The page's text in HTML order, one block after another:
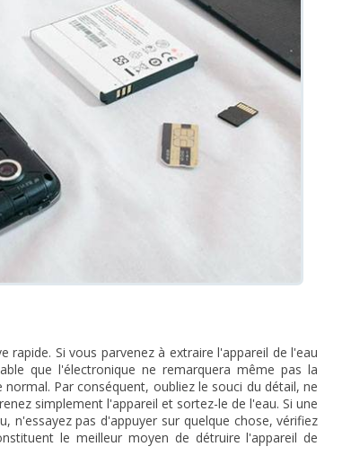
rapide. Si vous parvenez à extraire l'appareil de l'eau
que l'électronique ne remarquera même pas la
Par conséquent, oubliez le souci du détail, ne
simplement l'appareil et sortez-le de l'eau. Si une
n'essayez pas d'appuyer sur quelque chose, vérifiez
le meilleur moyen de détruire l'appareil de